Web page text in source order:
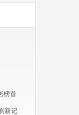
榜首
新记